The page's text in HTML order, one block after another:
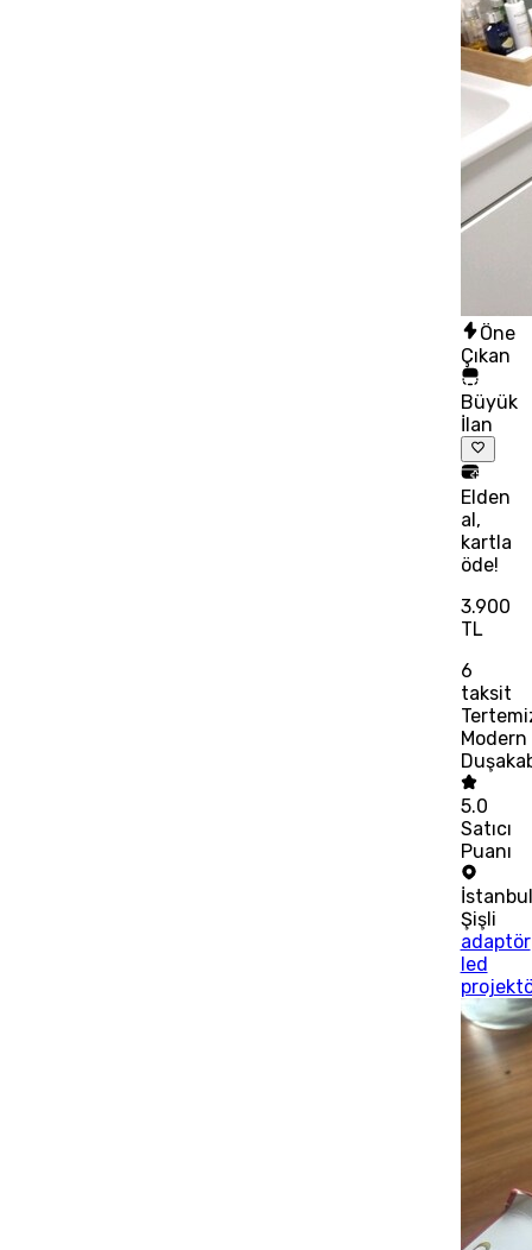
Öne
Çıkan
Büyük
İlan
Elden
al,
kartla
öde!
3.900
TL
6
taksit
Modern
5.0
Satıcı
Puanı
İstanbul
Şişli
adaptör
led